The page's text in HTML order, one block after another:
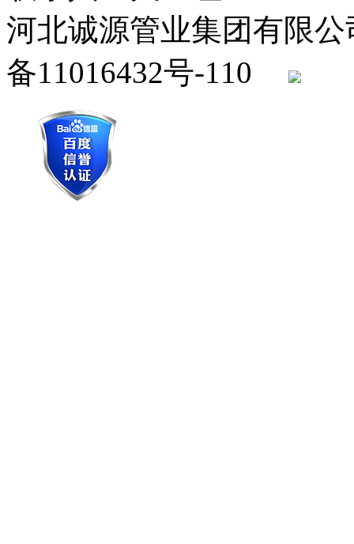
河北诚源管业集团有限
备11016432号-110